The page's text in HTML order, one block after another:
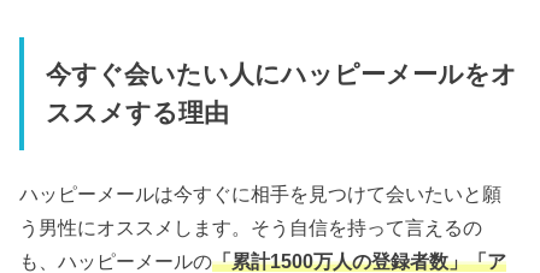
今すぐ会いたい人にハッピーメールをオ
ススメする理由
ハッピーメールは今すぐに相手を見つけて会いたいと願
う男性にオススメします。そう自信を持って言えるの
も、ハッピーメールの「累計1500万人の登録者数」「ア